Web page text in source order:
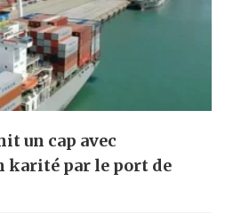
un cap avec
karité par le port de